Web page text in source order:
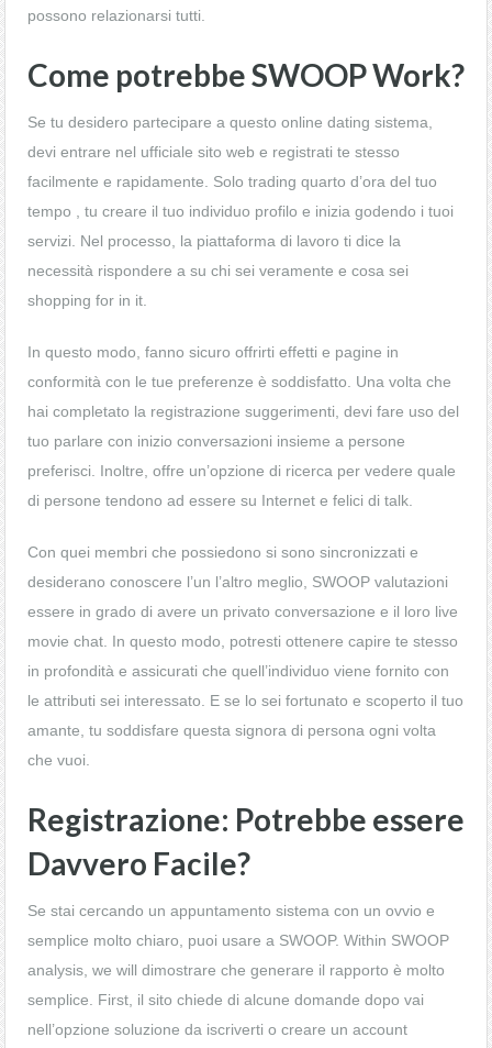
possono relazionarsi tutti.
Come potrebbe SWOOP Work?
Se tu desidero partecipare a questo online dating sistema,
devi entrare nel ufficiale sito web e registrati te stesso
facilmente e rapidamente. Solo trading quarto d’ora del tuo
tempo , tu creare il tuo individuo profilo e inizia godendo i tuoi
servizi. Nel processo, la piattaforma di lavoro ti dice la
necessità rispondere a su chi sei veramente e cosa sei
shopping for in it.
In questo modo, fanno sicuro offrirti effetti e pagine in
conformità con le tue preferenze è soddisfatto. Una volta che
hai completato la registrazione suggerimenti, devi fare uso del
tuo parlare con inizio conversazioni insieme a persone
preferisci. Inoltre, offre un’opzione di ricerca per vedere quale
di persone tendono ad essere su Internet e felici di talk.
Con quei membri che possiedono si sono sincronizzati e
desiderano conoscere l’un l’altro meglio, SWOOP valutazioni
essere in grado di avere un privato conversazione e il loro live
movie chat. In questo modo, potresti ottenere capire te stesso
in profondità e assicurati che quell’individuo viene fornito con
le attributi sei interessato. E se lo sei fortunato e scoperto il tuo
amante, tu soddisfare questa signora di persona ogni volta
che vuoi.
Registrazione: Potrebbe essere
Davvero Facile?
Se stai cercando un appuntamento sistema con un ovvio e
semplice molto chiaro, puoi usare a SWOOP. Within SWOOP
analysis, we will dimostrare che generare il rapporto è molto
semplice. First, il sito chiede di alcune domande dopo vai
nell’opzione soluzione da iscriverti o creare un account